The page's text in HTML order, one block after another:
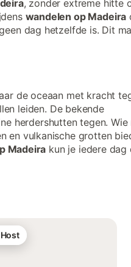
, zonder extreme hitte
wandelen op Madeira
dag hetzelfde is. Dit
de oceaan met kracht
leiden. De bekende
herdershutten tegen. Wie
en vulkanische grotten
Madeira kun je iedere dag